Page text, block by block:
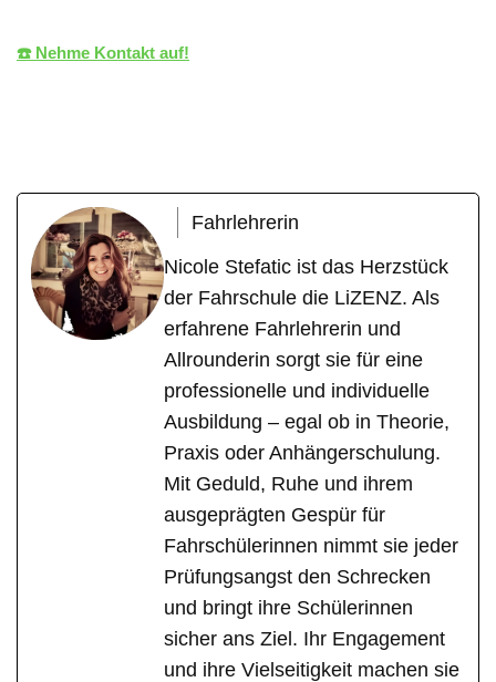
☎️ Nehme Kontakt auf!
Fahrlehrerin
Nicole Stefatic ist das Herzstück
der Fahrschule die LiZENZ. Als
erfahrene Fahrlehrerin und
Allrounderin sorgt sie für eine
professionelle und individuelle
Ausbildung – egal ob in Theorie,
Praxis oder Anhängerschulung.
Mit Geduld, Ruhe und ihrem
ausgeprägten Gespür für
Fahrschülerinnen nimmt sie jeder
Prüfungsangst den Schrecken
und bringt ihre Schülerinnen
sicher ans Ziel. Ihr Engagement
und ihre Vielseitigkeit machen sie